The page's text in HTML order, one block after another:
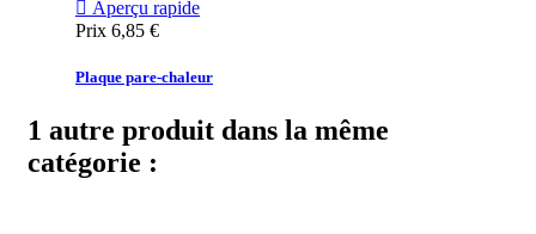
 Aperçu rapide
Prix 6,85 €
Plaque pare-chaleur
1 autre produit dans la même
catégorie :